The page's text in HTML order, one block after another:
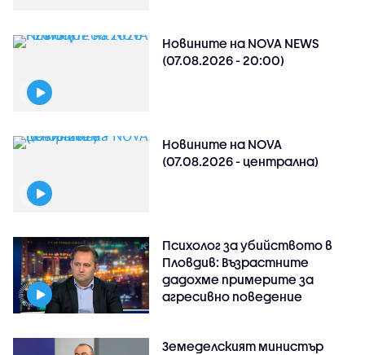
Новините на NOVA NEWS
(07.08.2026 - 20:00)
Новините на NOVA
(07.08.2026 - централна)
Психолог за убийството в
Пловдив: Възрастните
дадохме примерите за
агресивно поведение
Земеделският министър